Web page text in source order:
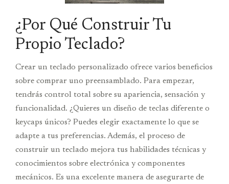
¿Por Qué Construir Tu
Propio Teclado?
Crear un teclado personalizado ofrece varios beneficios
sobre comprar uno preensamblado. Para empezar,
tendrás control total sobre su apariencia, sensación y
funcionalidad. ¿Quieres un diseño de teclas diferente o
keycaps únicos? Puedes elegir exactamente lo que se
adapte a tus preferencias. Además, el proceso de
construir un teclado mejora tus habilidades técnicas y
conocimientos sobre electrónica y componentes
mecánicos. Es una excelente manera de asegurarte de